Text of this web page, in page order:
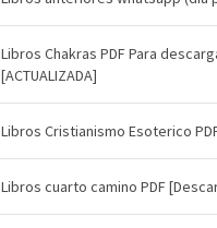
Libros Chakras PDF Para
[ACTUALIZADA]
Libros Cristianismo Esoterico
Libros cuarto camino PDF